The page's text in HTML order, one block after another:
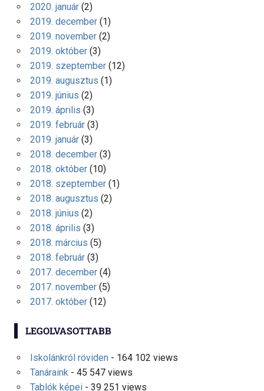
2020. január(2)
2019. december(1)
2019. november(2)
2019. október(3)
2019. szeptember(12)
2019. augusztus (1)
2019. június (2)
2019. április (3)
2019. február(3)
2019. január(3)
2018. december(3)
2018. október(10)
2018. szeptember(1)
2018. augusztus (2)
2018. június (2)
2018. április (3)
2018. március (5)
2018. február(3)
2017. december(4)
2017. november(5)
2017. október(12)
LEGOLVASOTTABB
Iskolánkról röviden- 164 102 views
Tanáraink- 45 547 views
Tablók képei- 39 251 views